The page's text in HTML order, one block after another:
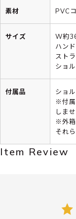
素材 PVC
サイズ
W約
ハン
スト
ショ
付属品
ショ
※付属
しませ
※外箱
それ
Item Review